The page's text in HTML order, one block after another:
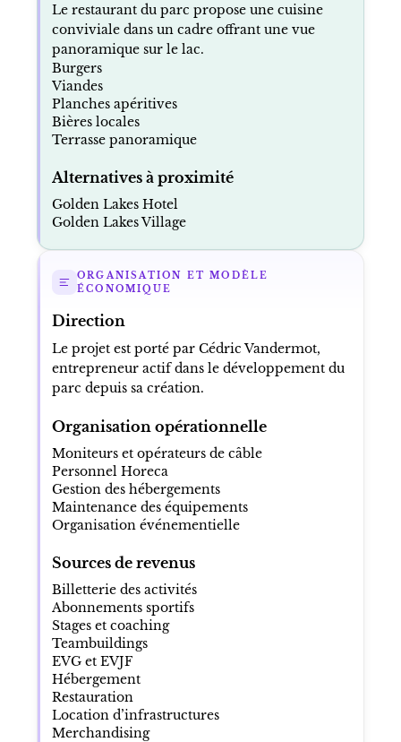
Le restaurant du parc propose une cuisine
conviviale dans un cadre offrant une vue
panoramique sur le lac.
Burgers
Viandes
Planches apéritives
Bières locales
Terrasse panoramique
Alternatives à proximité
Golden Lakes Hotel
Golden Lakes Village
ORGANISATION ET MODÈLE
ÉCONOMIQUE
Direction
Le projet est porté par Cédric Vandermot,
entrepreneur actif dans le développement du
parc depuis sa création.
Organisation opérationnelle
Moniteurs et opérateurs de câble
Personnel Horeca
Gestion des hébergements
Maintenance des équipements
Organisation événementielle
Sources de revenus
Billetterie des activités
Abonnements sportifs
Stages et coaching
Teambuildings
EVG et EVJF
Hébergement
Restauration
Location d’infrastructures
Merchandising